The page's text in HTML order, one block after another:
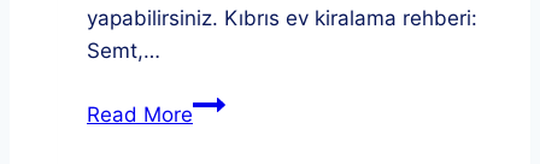
yapabilirsiniz. Kıbrıs ev kiralama rehberi:
Semt,…
Read MoreKıbrıs